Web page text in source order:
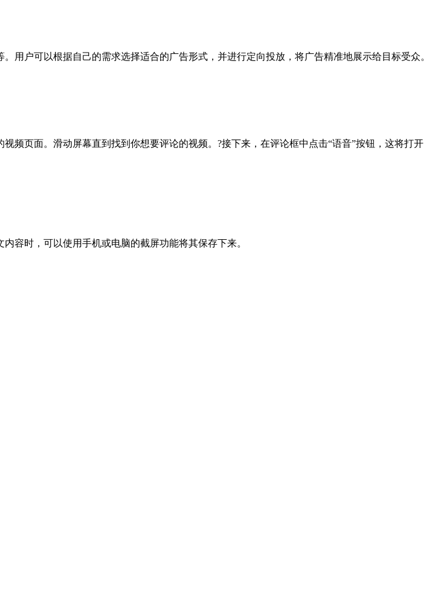
用户可以根据自己的需求选择适合的广告形式，并进行定向投放，将广告精准地展示给目标受众。
频页面。滑动屏幕直到找到你想要评论的视频。?接下来，在评论框中点击“语音”按钮，这将打开
容时，可以使用手机或电脑的截屏功能将其保存下来。